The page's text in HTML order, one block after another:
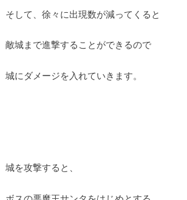
そして、徐々に出現数が減ってくると
敵城まで進撃することができるので
城にダメージを入れていきます。
城を攻撃すると、